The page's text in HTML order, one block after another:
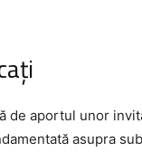
de aportul unor
asupra